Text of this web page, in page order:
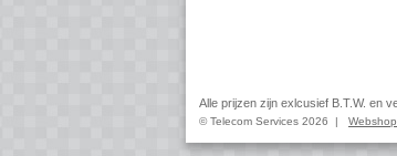
Alle prijzen zijn exlcusief B.T.W. en
© Telecom Services 2026 |